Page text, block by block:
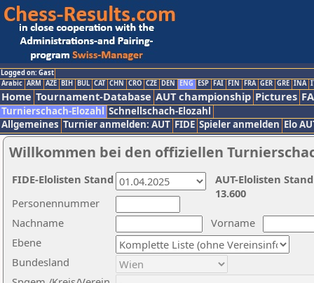
Logged on: Gast
Arabic ARM AZE BIH BUL CAT CHN CRO CZE DEN ENG ESP FAI FIN FRA GER GRE INA
Home Tournament-Database AUT championship Pictures
Turnierschach-Elozahl Schnellschach-Elozahl
Allgemeines Turnier anmelden: AUT FIDE Spieler anmelden Elo
Willkommen bei den offiziellen
Nachname
Vorname
Ebene
Personennummer
Bundesland
AUT-Elolisten
13.600
FIDE-Elolisten Stand